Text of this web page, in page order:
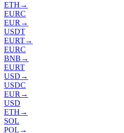
ETH →
EURC
EUR →
USDT
EURT→
EURC
BNB →
EURT
USD →
USDC
EUR →
USD
ETH →
SOL
POL →